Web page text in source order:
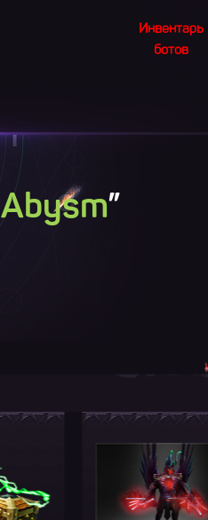
Инвентарь
ботов
Abysm”